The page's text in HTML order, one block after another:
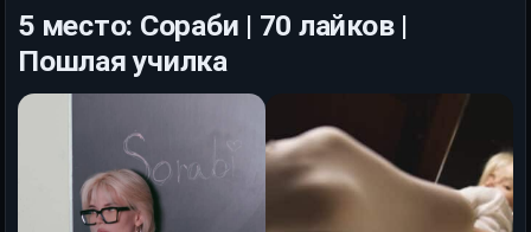
5 место: Сораби | 70 лайков |
Пошлая училка